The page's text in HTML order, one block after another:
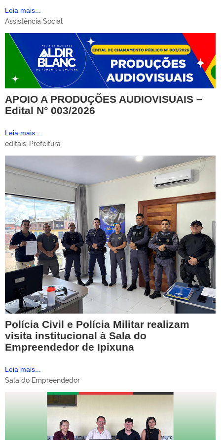
Leia mais...
Assistência Social
APOIO A PRODUÇÕES AUDIOVISUAIS –
Edital N° 003/2026
Leia mais...
editais Prefeitura
Polícia Civil e Polícia Militar realizam
visita institucional à Sala do
Empreendedor de Ipixuna
Leia mais...
Sala do Empreendedor